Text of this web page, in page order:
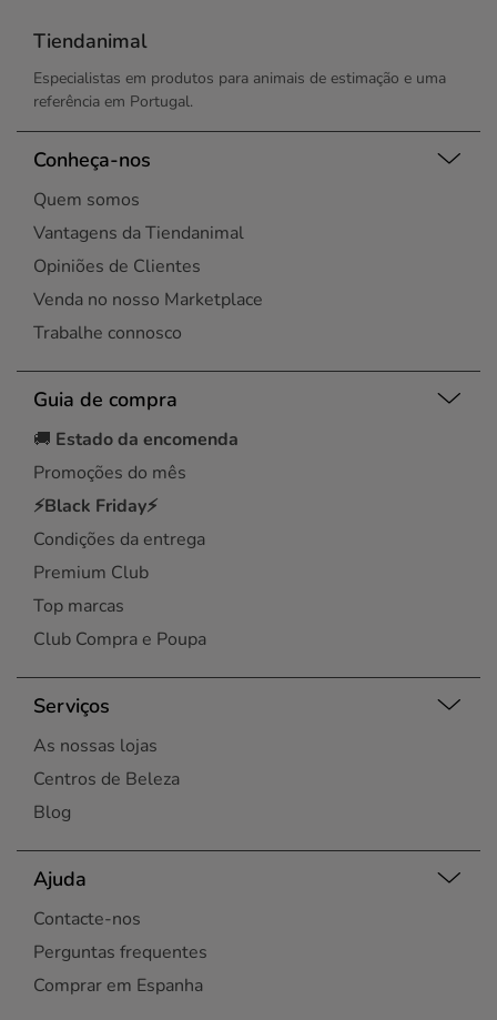
Tiendanimal
Especialistas em produtos para animais de estimação e uma
referência em Portugal.
Conheça-nos
Quem somos
Vantagens da Tiendanimal
Opiniões de Clientes
Venda no nosso Marketplace
Trabalhe connosco
Guia de compra
🚚 Estado da encomenda
Promoções do mês
⚡Black Friday⚡
Condições da entrega
Premium Club
Top marcas
Club Compra e Poupa
Serviços
As nossas lojas
Centros de Beleza
Blog
Ajuda
Contacte-nos
Perguntas frequentes
Comprar em Espanha